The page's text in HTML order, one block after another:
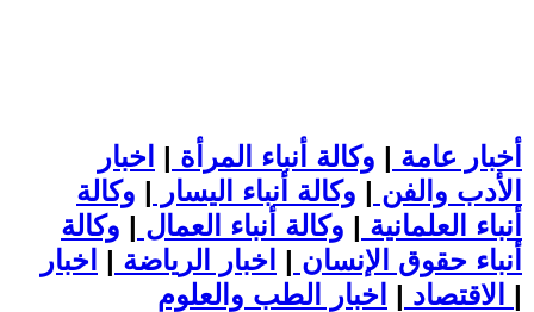
أخبار عامة | وكالة أنباء المرأة | اخبار
الأدب والفن | وكالة أنباء اليسار | وكالة
أنباء العلمانية | وكالة أنباء العمال | وكالة
أنباء حقوق الإنسان | اخبار الرياضة | اخبار
الاقتصاد | |